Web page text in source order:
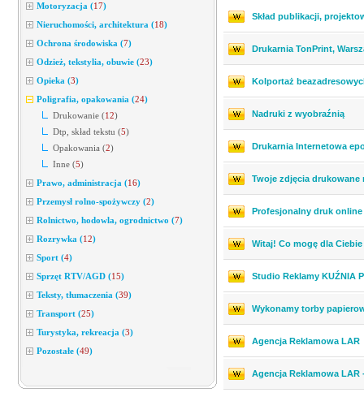
Motoryzacja (17)
Nieruchomości, architektura (18)
Ochrona środowiska (7)
Odzież, tekstylia, obuwie (23)
Opieka (3)
Poligrafia, opakowania (24)
Drukowanie (12)
Dtp, skład tekstu (5)
Opakowania (2)
Inne (5)
Prawo, administracja (16)
Przemysł rolno-spożywczy (2)
Rolnictwo, hodowla, ogrodnictwo (7)
Rozrywka (12)
Sport (4)
Sprzęt RTV/AGD (15)
Teksty, tłumaczenia (39)
Transport (25)
Turystyka, rekreacja (3)
Pozostałe (49)
Skład publikacji,
Drukarnia TonPrint,
Kolportaż
Nadruki z wyobraźnią
Drukarnia Internetowa
Twoje zdjęcia drukowane
Profesjonalny druk
Witaj! Co mogę dla
Studio Reklamy KUŹNIA
Wykonamy torby
Agencja Reklamowa LAR
Agencja Reklamowa LAR